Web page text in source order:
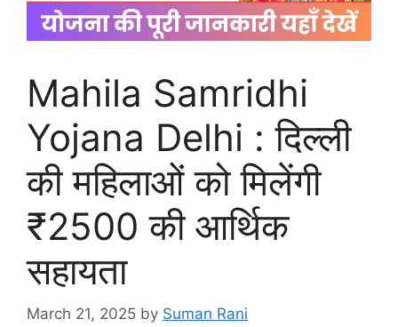
Mahila Samridhi
Yojana Delhi : दिल्ली
की महिलाओं को मिलेंगी
₹2500 की आर्थिक
सहायता
March 21, 2025 by Suman Rani